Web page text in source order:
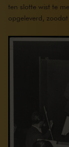
ten slotte wist te
opgeleverd,